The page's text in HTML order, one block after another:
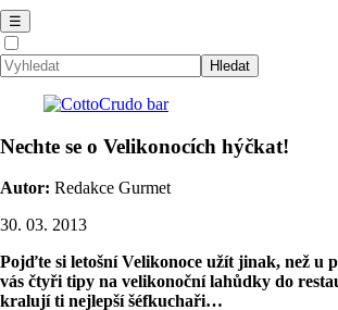
☰
Nechte se o Velikonocích hýčkat!
Autor: Redakce Gurmet
30. 03. 2013
Pojďte si letošní Velikonoce užít jinak, než u
vás čtyři tipy na velikonoční lahůdky do
kralují ti nejlepší šéfkuchaři…